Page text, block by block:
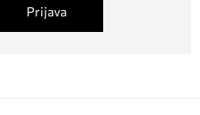
Prijava